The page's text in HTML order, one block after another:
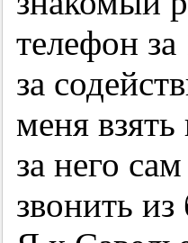
телефон
за
меня взять
за него
звонить из